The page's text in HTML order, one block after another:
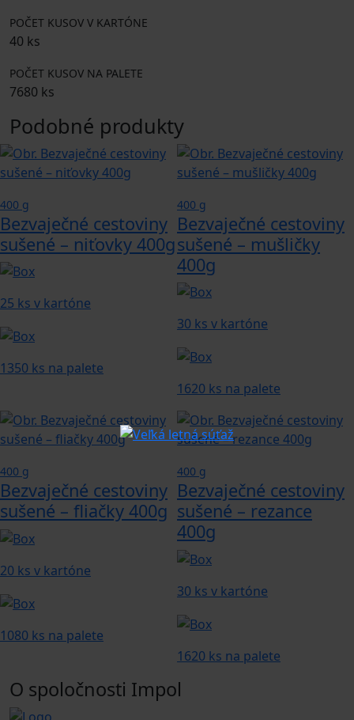
POČET KUSOV V KARTÓNE
40 ks
POČET KUSOV NA PALETE
7680 ks
Podobné produkty
400 g
Bezvaječné cestoviny
sušené – niťovky 400g
25 ks v kartóne
1350 ks na palete
400 g
Bezvaječné cestoviny
sušené – mušličky
400g
30 ks v kartóne
1620 ks na palete
400 g
Bezvaječné cestoviny
sušené – fliačky 400g
20 ks v kartóne
1080 ks na palete
400 g
Bezvaječné cestoviny
sušené – rezance
400g
30 ks v kartóne
1620 ks na palete
O spoločnosti Impol